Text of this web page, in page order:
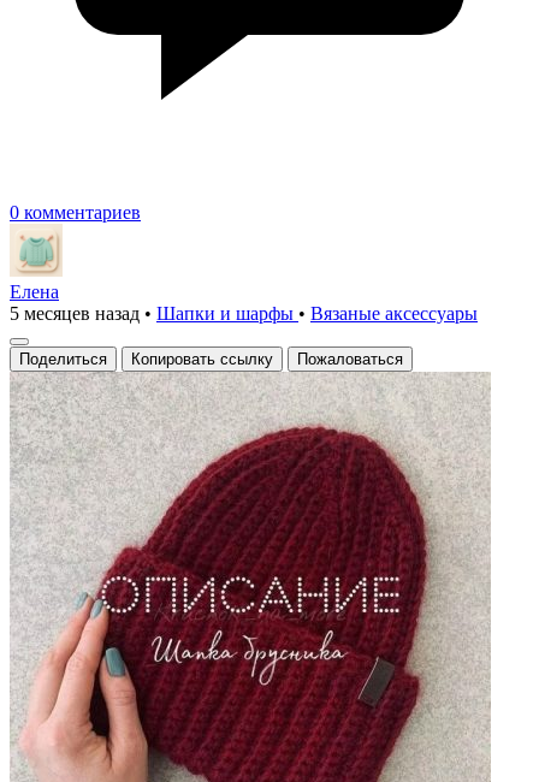
0 комментариев
Елена
5 месяцев назад • Шапки и шарфы • Вязаные аксесcуары
Поделиться Копировать ссылку Пожаловаться